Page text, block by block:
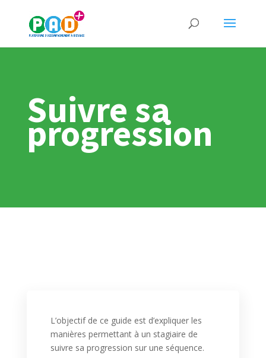
Suivre sa
progression
L’objectif de ce guide est d’expliquer les
manières permettant à un stagiaire de
suivre sa progression sur une séquence.